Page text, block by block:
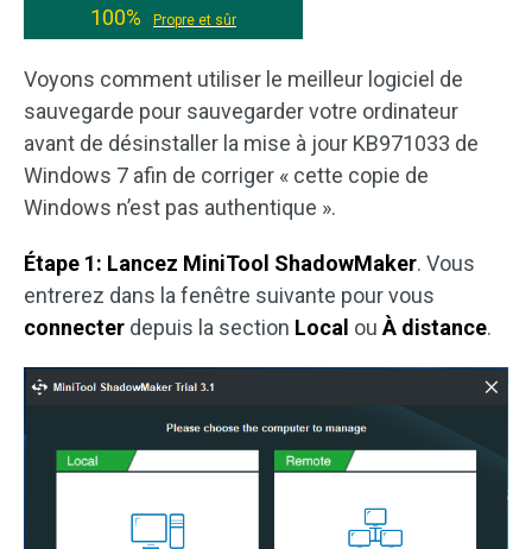
100%
Propre et sûr
Voyons comment utiliser le meilleur logiciel de
sauvegarde pour sauvegarder votre ordinateur
avant de désinstaller la mise à jour KB971033 de
Windows 7 afin de corriger « cette copie de
Windows n’est pas authentique ».
Étape 1: Lancez MiniTool ShadowMaker. Vous
entrerez dans la fenêtre suivante pour vous
connecter depuis la section Local ou À distance.